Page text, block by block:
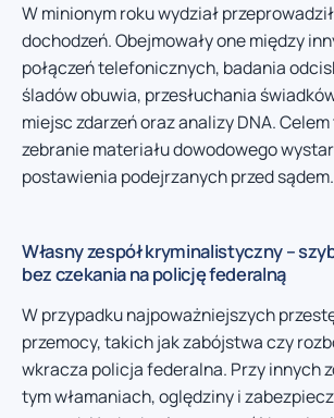
W minionym roku wydział
dochodzeń. Obejmowały one między
połączeń telefonicznych, badania
śladów obuwia, przesłuchania
miejsc zdarzeń oraz analizy DNA.
zebranie materiału dowodowego
postawienia podejrzanych przed sądem.
Własny zespół kryminalistyczny –
bez czekania na policję federalną
W przypadku najpoważniejszych
przemocy, takich jak zabójstwa czy
wkracza policja federalna. Przy innych
tym włamaniach, oględziny i